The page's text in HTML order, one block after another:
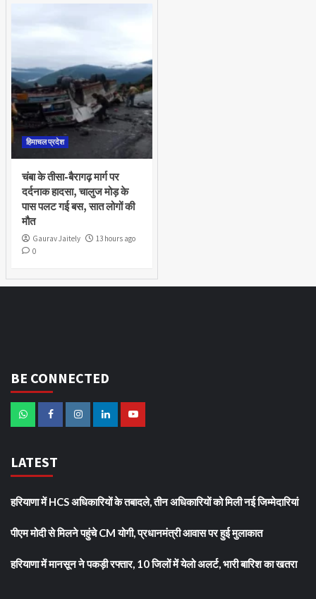
हिमाचल प्रदेश
चंबा के तीसा-बैरागढ़ मार्ग पर
दर्दनाक हादसा, चालुज मोड़ के
पास पलट गई बस, सात लोगों की
मौत
Gaurav Jaitely
13 hours ago
0
BE CONNECTED
LATEST
हरियाणा में HCS अधिकारियों के तबादले, तीन अधिकारियों को मिली नई जिम्मेदारियां
पीएम मोदी से मिलने पहुंचे CM योगी, प्रधानमंत्री आवास पर हुई मुलाकात
हरियाणा में मानसून ने पकड़ी रफ्तार, 10 जिलों में येलो अलर्ट, भारी बारिश का खतरा